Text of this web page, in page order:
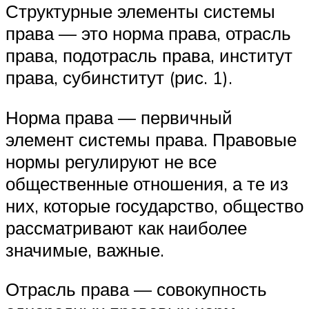
Структурные элементы системы
права — это норма права, отрасль
права, подотрасль права, институт
права, субинститут (рис. 1).
Норма права — первичный
элемент системы права. Правовые
нормы регулируют не все
общественные отношения, а те из
них, которые государство, общество
рассматривают как наиболее
значимые, важные.
Отрасль права — совокупность